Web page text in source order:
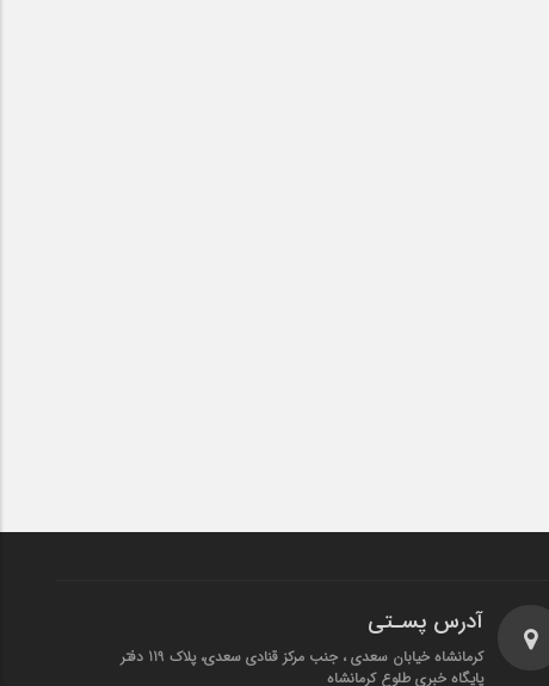
آدرس پسـتی
کرمانشاه خیابان سعدی ، جنب مرکز قنادی سعدی، پلاک 119 دفتر
پایگاه خبری طلوع کرمانشاه